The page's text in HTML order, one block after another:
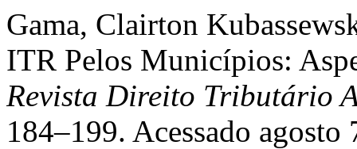
Gama, Clairton
ITR Pelos Municípios:
Revista Direito Tributário
184–199. Acessado agosto